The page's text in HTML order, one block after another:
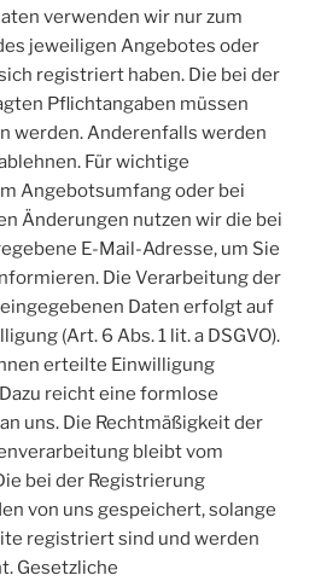
verwenden wir nur zum
jeweiligen Angebotes oder
registriert haben. Die bei der
Pflichtangaben müssen
werden. Anderenfalls werden
Für wichtige
Angebotsumfang oder bei
Änderungen nutzen wir die bei
E-Mail-Adresse, um Sie
Die Verarbeitung der
Daten erfolgt auf
(Art. 6 Abs. 1 lit. a DSGVO).
erteilte Einwilligung
reicht eine formlose
uns. Die Rechtmäßigkeit der
bleibt vom
bei der Registrierung
von uns gespeichert, solange
registriert sind und werden
Gesetzliche